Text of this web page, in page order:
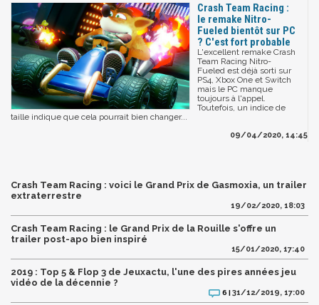
Crash Team Racing :
le remake Nitro-
Fueled bientôt sur PC
? C'est fort probable
L'excellent remake Crash
Team Racing Nitro-
Fueled est déjà sorti sur
PS4, Xbox One et Switch
mais le PC manque
toujours à l'appel.
Toutefois, un indice de
taille indique que cela pourrait bien changer...
09/04/2020, 14:45
Crash Team Racing : voici le Grand Prix de Gasmoxia, un trailer
extraterrestre
19/02/2020, 18:03
Crash Team Racing : le Grand Prix de la Rouille s'offre un
trailer post-apo bien inspiré
15/01/2020, 17:40
2019 : Top 5 & Flop 3 de Jeuxactu, l'une des pires années jeu
vidéo de la décennie ?
6 |31/12/2019, 17:00